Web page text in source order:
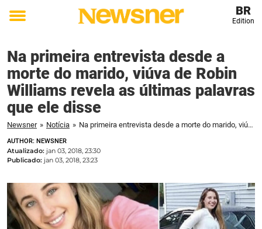
Toggle
BR
Edition
Na primeira entrevista desde a
morte do marido, viúva de Robin
Williams revela as últimas palavras
que ele disse
Newsner » Notícia » Na primeira entrevista desde a morte do marido, viúva de Robin Williams revela as últimas palavras que ele disse
AUTHOR: NEWSNER
Atualizado: jan 03, 2018, 23:30
Publicado: jan 03, 2018, 23:23